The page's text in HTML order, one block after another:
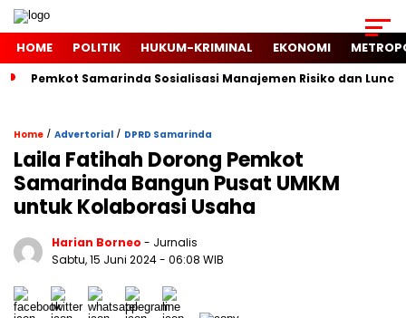
HOME POLITIK HUKUM-KRIMINAL EKONOMI
Pemkot Samarinda Sosialisasi Manajemen Risiko dan
Home / Advertorial / DPRD Samarinda
Laila Fatihah Dorong Pemkot
Samarinda Bangun Pusat UMKM
untuk Kolaborasi Usaha
Harian Borneo - Jurnalis
Sabtu, 15 Juni 2024- 06:08 WIB